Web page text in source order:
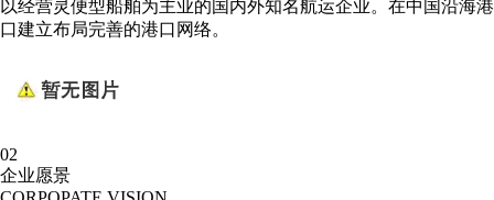
以经营灵便型船舶为主业的国内外知名航运企业。在中国沿海港
口建立布局完善的港口网络。
02
企业愿景